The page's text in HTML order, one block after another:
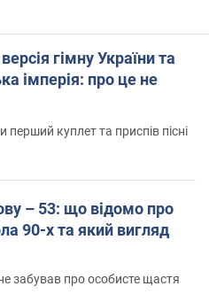
гімну України та
імперія: про це не
куплет та приспів пісні
– 53: що відомо про
90-х та який вигляд
забував про особисте щастя